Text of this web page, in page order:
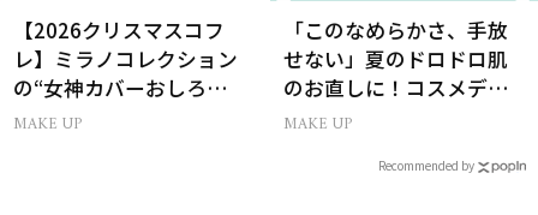
【2026クリスマスコフ
レ】ミラノコレクション
の“女神カバーおしろ
い”で主役に！
MAKE UP
「このなめらかさ、手放
せない」夏のドロドロ肌
のお直しに！コスメデコ
ルテのパウダーが想像以
MAKE UP
Recommended by